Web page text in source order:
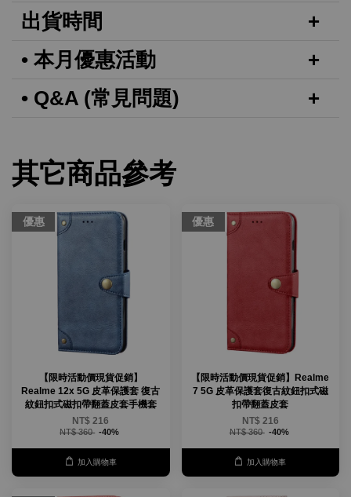
出貨時間
• 本月優惠活動
• Q&A (常見問題)
其它商品參考
優惠
【限時活動價現貨促銷】
Realme 12x 5G 皮革保護套 復古
紋鈕扣式磁扣帶翻蓋皮套手機套
NT$ 216
NT$ 360 -40%
加入購物車
優惠
【限時活動價現貨促銷】Realme
7 5G 皮革保護套復古紋鈕扣式磁
扣帶翻蓋皮套
NT$ 216
NT$ 360 -40%
加入購物車